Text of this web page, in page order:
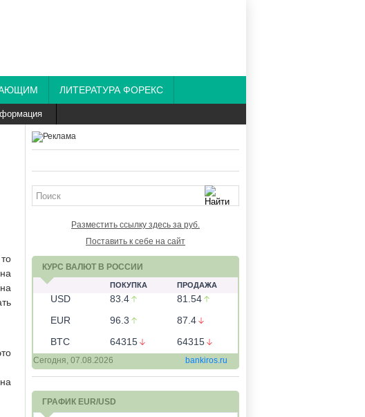
ЛИТЕРАТУРА ФОРЕКС
Разместить ссылку здесь за руб.
Поставить к себе на сайт
КУРС ВАЛЮТ В РОССИИ
ПОКУПКА ПРОДАЖА
USD 83.4
81.54
EUR
96.3
87.4
BTC
64315 64315
Сегодня, 07.08.2026 bankiros.ru
ГРАФИК EUR/USD